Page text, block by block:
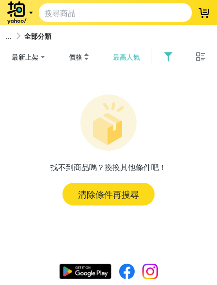
登
全部分類
最新上架 價格 最高人氣
找不到商品嗎？換換其他條件吧！
清除條件再搜尋